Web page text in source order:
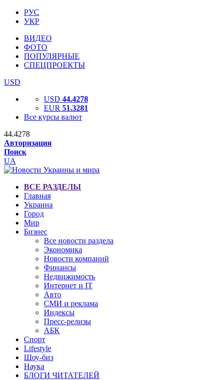
РУС
УКР
ВИДЕО
ФОТО
ПОПУЛЯРНЫЕ
СПЕЦПРОЕКТЫ
USD
USD 44.4278
EUR 51.3281
Все курсы валют
44.4278
Авторизация
Поиск
UA
ВСЕ РАЗДЕЛЫ
Главная
Украина
Город
Мир
Бизнес
Все новости раздела
Экономика
Новости компаний
Финансы
Недвижимость
Интернет и IT
Авто
СМИ и реклама
Индексы
Пресс-релизы
АБК
Спорт
Lifestyle
Шоу-биз
Наука
БЛОГИ ЧИТАТЕЛЕЙ